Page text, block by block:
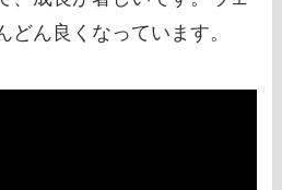
どん良くなっています。